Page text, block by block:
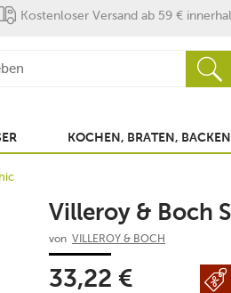
Kostenloser Versand ab 59 €
KOCHEN, BRATEN, BACKEN
Villeroy & Boch
von VILLEROY & BOCH
33,22 €